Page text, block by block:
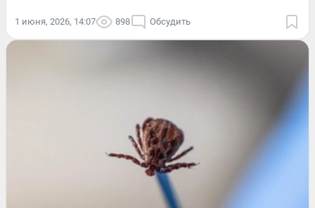
1 июня, 2026, 14:07 898 Обсудить